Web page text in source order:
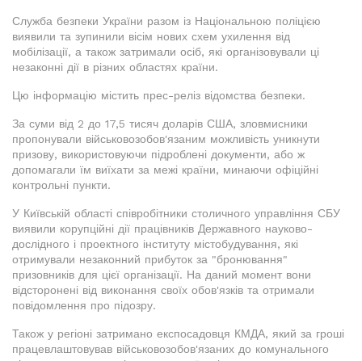
Служба безпеки України разом із Національною поліцією
виявили та зупинили вісім нових схем ухилення від
мобілізації, а також затримали осіб, які організовували ці
незаконні дії в різних областях країни.
Цю інформацію містить прес-реліз відомства безпеки.
За суми від 2 до 17,5 тисяч доларів США, зловмисники
пропонували військовозобов'язаним можливість уникнути
призову, використовуючи підроблені документи, або ж
допомагали їм виїхати за межі країни, минаючи офіційні
контрольні пункти.
У Київській області співробітники столичного управління СБУ
виявили корупційні дії працівників Державного науково-
дослідного і проектного інституту містобудування, які
отримували незаконний прибуток за "бронювання"
призовників для цієї організації. На даний момент вони
відсторонені від виконання своїх обов'язків та отримали
повідомлення про підозру.
Також у регіоні затримано експосадовця КМДА, який за гроші
працевлаштовував військовозобов'язаних до комунального